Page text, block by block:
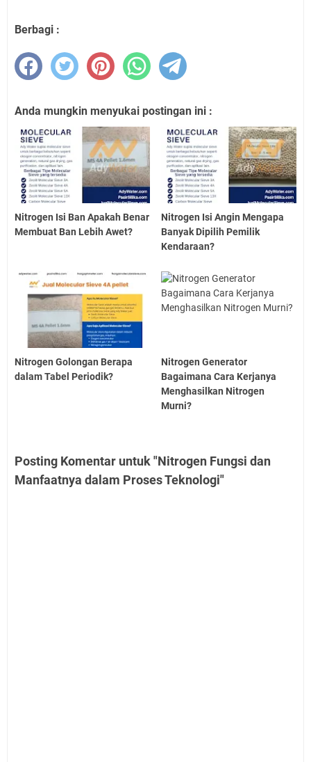
Berbagi :
Anda mungkin menyukai postingan ini :
Nitrogen Isi Ban Apakah Benar
Membuat Ban Lebih Awet?
Nitrogen Isi Angin Mengapa
Banyak Dipilih Pemilik
Kendaraan?
Nitrogen Golongan Berapa
dalam Tabel Periodik?
Nitrogen Generator
Bagaimana Cara Kerjanya
Menghasilkan Nitrogen
Murni?
Posting Komentar untuk "Nitrogen Fungsi dan
Manfaatnya dalam Proses Teknologi"